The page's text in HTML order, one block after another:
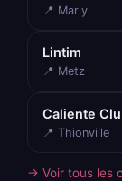
📍 Marly
Lintim
📍 Metz
Caliente
📍 Thionville
→ Voir tous les